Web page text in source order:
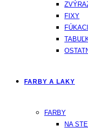
FIXY
FARBY A LAKY
FARBY
NA